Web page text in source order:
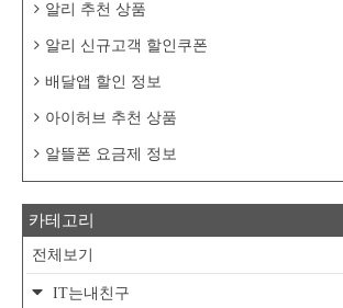
알리 추천 상품
알리 신규고객 할인쿠폰
배달앱 할인 정보
아이허브 추천 상품
알뜰폰 요금제 정보
카테고리
전체보기
IT는내친구